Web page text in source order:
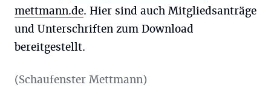
mettmann.de. Hier sind auch Mitgliedsanträge
und Unterschriften zum Download
bereitgestellt.
(Schaufenster Mettmann)